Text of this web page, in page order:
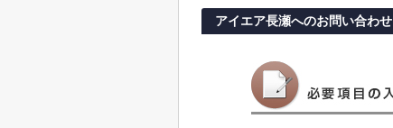
アイエア長瀬へのお問い合わせ